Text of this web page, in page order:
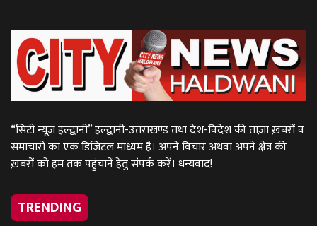
“सिटी न्यूज़ हल्द्वानी” हल्द्वानी-उत्तराखण्ड तथा देश-विदेश की ताज़ा ख़बरों व
समाचारों का एक डिजिटल माध्यम है। अपने विचार अथवा अपने क्षेत्र की
ख़बरों को हम तक पहुंचानें हेतु संपर्क करें। धन्यवाद!
TRENDING